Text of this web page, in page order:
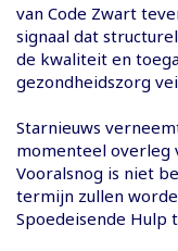
van Code Zwart
signaal dat
de kwaliteit en
gezondheidszorg
Starnieuws
momenteel overleg
Vooralsnog is niet
termijn zullen
Spoedeisende Hulp